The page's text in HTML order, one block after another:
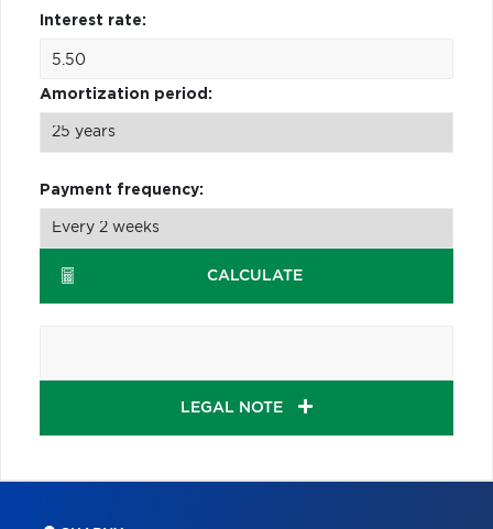
Interest rate:
Amortization period:
Payment frequency:
CALCULATE
LEGAL NOTE